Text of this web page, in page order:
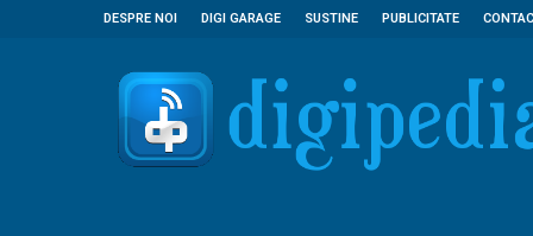
DESPRE NOI DIGI GARAGE SUSTINE PUBLICITATE